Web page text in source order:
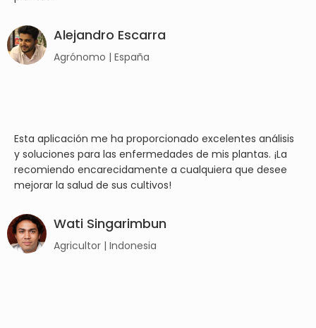
Alejandro Escarra
Agrónomo | España
Esta aplicación me ha proporcionado excelentes análisis
y soluciones para las enfermedades de mis plantas. ¡La
recomiendo encarecidamente a cualquiera que desee
mejorar la salud de sus cultivos!
Wati Singarimbun
Agricultor | Indonesia